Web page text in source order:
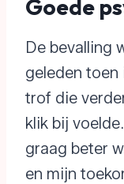
Goede
De bevalling
geleden toen
trof die
klik bij
graag beter
en mijn